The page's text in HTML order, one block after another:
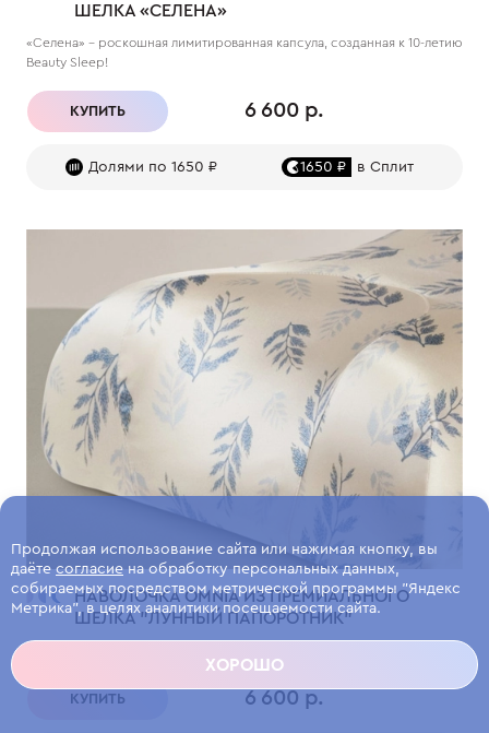
ШЕЛКА «СЕЛЕНА»
«Селена» – роскошная лимитированная капсула, созданная к 10-летию
Beauty Sleep!
КУПИТЬ 6 600 р.
Долями по 1650 ₽ 1650 ₽ в Сплит
НАВОЛОЧКА OMNIA ИЗ ПРЕМИАЛЬНОГО
ШЕЛКА "ЛУННЫЙ ПАПОРОТНИК"
КУПИТЬ 6 600 р.
Продолжая использование сайта или нажимая кнопку, вы
даёте согласие на обработку персональных данных,
собираемых посредством метрической программы "Яндекс
Метрика", в целях аналитики посещаемости сайта.
ХОРОШО